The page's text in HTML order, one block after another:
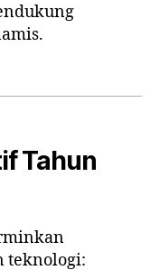
Tahun
teknologi: